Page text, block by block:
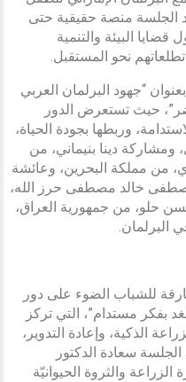
منصة حقيقية حتى
البيئة والتنمية
نحو المستقبل.
“جهود البرلمان العربي
حيث تستعرض الدور
وربطها بجودة الحياة،
ومشاركة دينا بنيماني، من
من مملكة البحرين، وعائشة
خالد مصطفى حرز الله،
حلو، من جمهورية العراق،
البرلمان.
للشباب الضوء على دور
بفكر مستدام”، التي تركز
الذكية، وإعادة التدوير،
سعادة الدكتور
والثروة الحيوانيّة